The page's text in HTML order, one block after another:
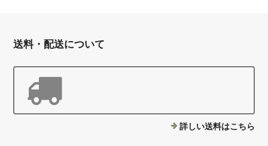
送料・配送について
詳しい送料はこちら